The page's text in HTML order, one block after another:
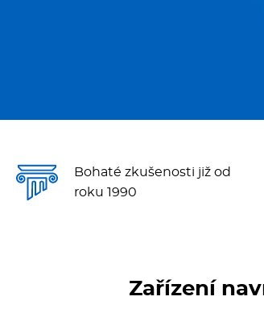
Myčky
Bohaté zkušenosti již od
roku 1990
Zařízení